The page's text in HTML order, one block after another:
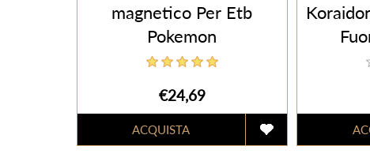
magnetico Per Etb
Pokemon
€24,69